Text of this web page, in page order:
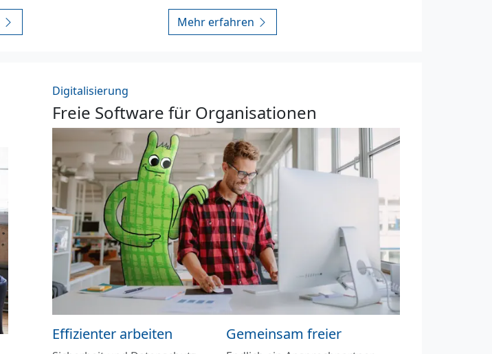
Mehr erfahren
Digitalisierung
Freie Software für Organisationen
Effizienter arbeiten Gemeinsam freier